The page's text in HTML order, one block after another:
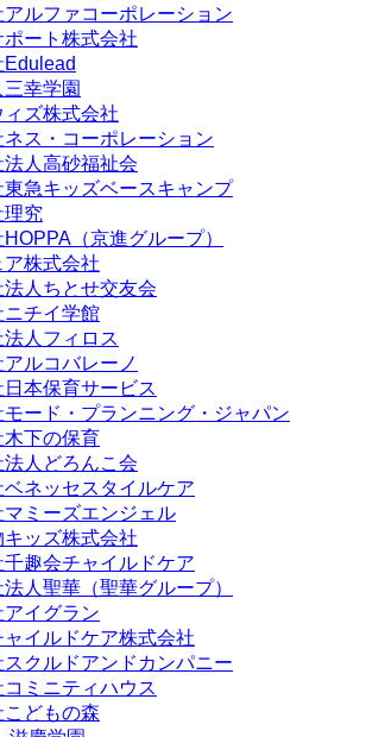
ルファコーポレーション
ポート株式会社
幸学園
ィズ株式会社
ス・コーポレーション
人高砂福祉会
東急キッズベースキャンプ
理究
（京進グループ）
ア株式会社
人ちとせ交友会
ニチイ学館
人フィロス
ルコバレーノ
本保育サービス
ード・プランニング・ジャパン
木下の保育
人どろんこ会
ネッセスタイルケア
マミーズエンジェル
ッズ株式会社
趣会チャイルドケア
人聖華（聖華グループ）
イグラン
ャイルドケア株式会社
クルドアンドカンパニー
ミニティハウス
どもの森